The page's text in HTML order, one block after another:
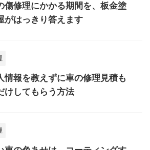
傷修理にかかる期間を、板金塗
がはっきり答えます
情報を教えずに車の修理見積も
けしてもらう方法